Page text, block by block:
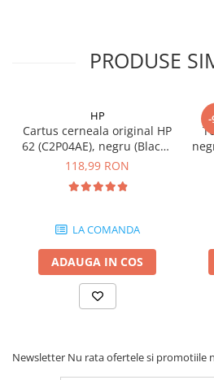
PRODUSE
HP
Cartus cerneala original HP
62 (C2P04AE), negru (Black),
200 pagini
118,99 RON
LA COMANDA
ADAUGA IN COS
-
Newsletter Nu rata ofertele si promotiile